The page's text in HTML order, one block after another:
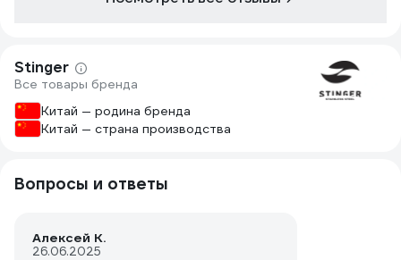
Stinger
Все товары бренда
Китай — родина бренда
Китай — страна производства
Вопросы и ответы
Алексей К.
26.06.2025